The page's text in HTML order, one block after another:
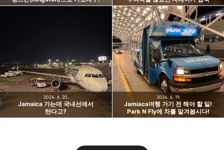
Jamaica 가는데 국내선에서
탄다고?
2024. 6. 20.
Jamiaca여행 가기 전 해야 할 일!
Park N Fly에 차를 맡겨봅시다!
2024. 6. 19.